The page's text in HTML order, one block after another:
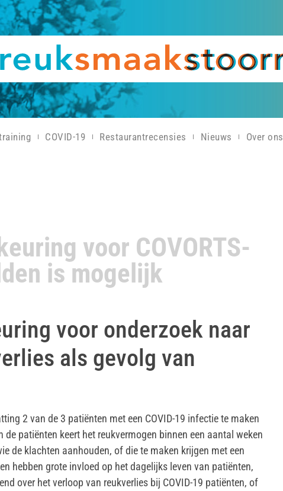
COVID-19 Restaurantrecensies Nieuws Over ons
voor COVORTS-
is mogelijk
voor onderzoek naar
als gevolg van
2 van de 3 patiënten met een COVID-19 infectie te maken
de patiënten keert het reukvermogen binnen een aantal weken
de klachten aanhouden, of die te maken krijgen met een
hebben grote invloed op het dagelijks leven van patiënten,
over het verloop van reukverlies bij COVID-19 patiënten, of